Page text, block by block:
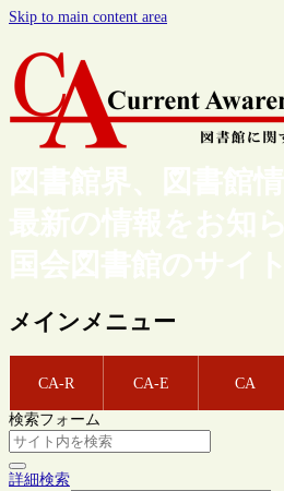
Skip to main content area
図書館界、図書館
最新の情報をお知
国会図書館のサイ
メインメニュー
CA-R CA-E CA
検索フォーム
詳細検索